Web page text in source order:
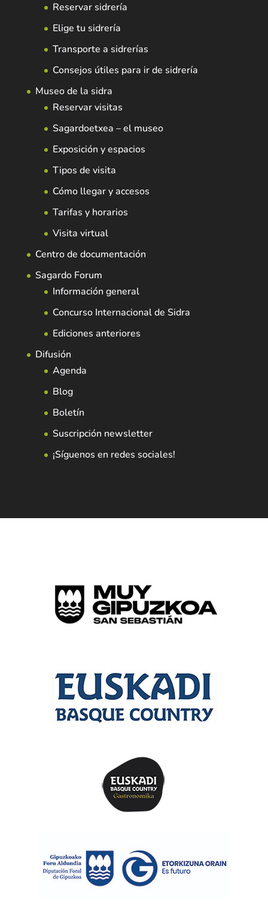
Reservar sidrería
Elige tu sidrería
Transporte a sidrerías
Consejos útiles para ir de sidrería
Museo de la sidra
Reservar visitas
Sagardoetxea – el museo
Exposición y espacios
Tipos de visita
Cómo llegar y accesos
Tarifas y horarios
Visita virtual
Centro de documentación
Sagardo Forum
Información general
Concurso Internacional de Sidra
Ediciones anteriores
Difusión
Agenda
Blog
Boletín
Suscripción newsletter
¡Síguenos en redes sociales!